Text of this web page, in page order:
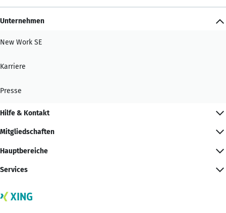
Unternehmen
New Work SE
Karriere
Presse
Hilfe & Kontakt
Mitgliedschaften
Hauptbereiche
Services